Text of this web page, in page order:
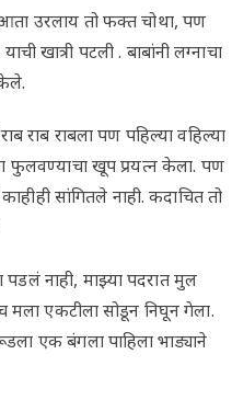
उरलाय तो फक्त चोथा, पण
खात्री पटली . बाबांनी लग्नाचा
राब राबला पण पहिल्या वहिल्या
फुलवण्याचा खूप प्रयत्न केला. पण
सांगितले नाही. कदाचित तो
नाही, माझ्या पदरात मुल
मला एकटीला सोडून निघून गेला.
एक बंगला पाहिला भाड्याने